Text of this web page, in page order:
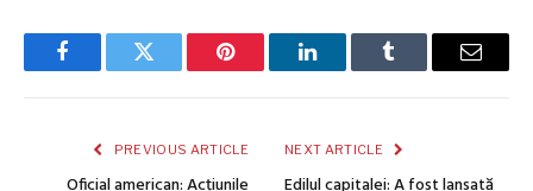
FacebookTwitter Pinterest LinkedInTumblr Email
PREVIOUS ARTICLE NEXT ARTICLE